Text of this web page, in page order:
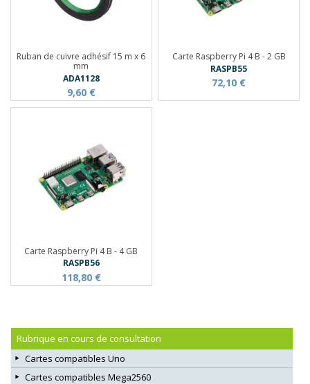
Ruban de cuivre adhésif 15 m x 6
mm
ADA1128
9,60 €
Carte Raspberry Pi 4 B - 2 GB
RASPB55
72,10 €
Carte Raspberry Pi 4 B - 4 GB
RASPB56
118,80 €
Rubrique en cours de consultation
Cartes compatibles Uno
Cartes compatibles Mega2560